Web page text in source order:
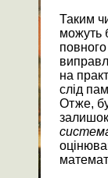
Таким
можуть
на
слід
Отже,